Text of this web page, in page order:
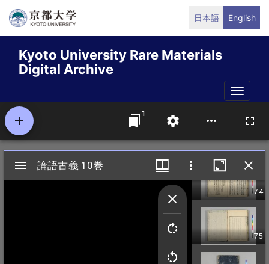
Skip
content
日本語 English
Kyoto University Rare Materials
Digital Archive
Toggle